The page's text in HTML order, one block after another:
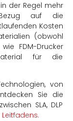
der Regel mehr
auf die
Kosten
(obwohl
FDM-Drucker
für die
von
Sie die
SLA, DLP